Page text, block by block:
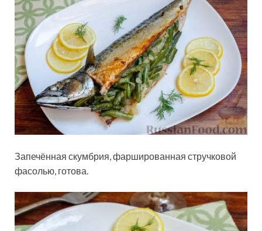
Запечённая скумбрия, фаршированная стручковой
фасолью, готова.